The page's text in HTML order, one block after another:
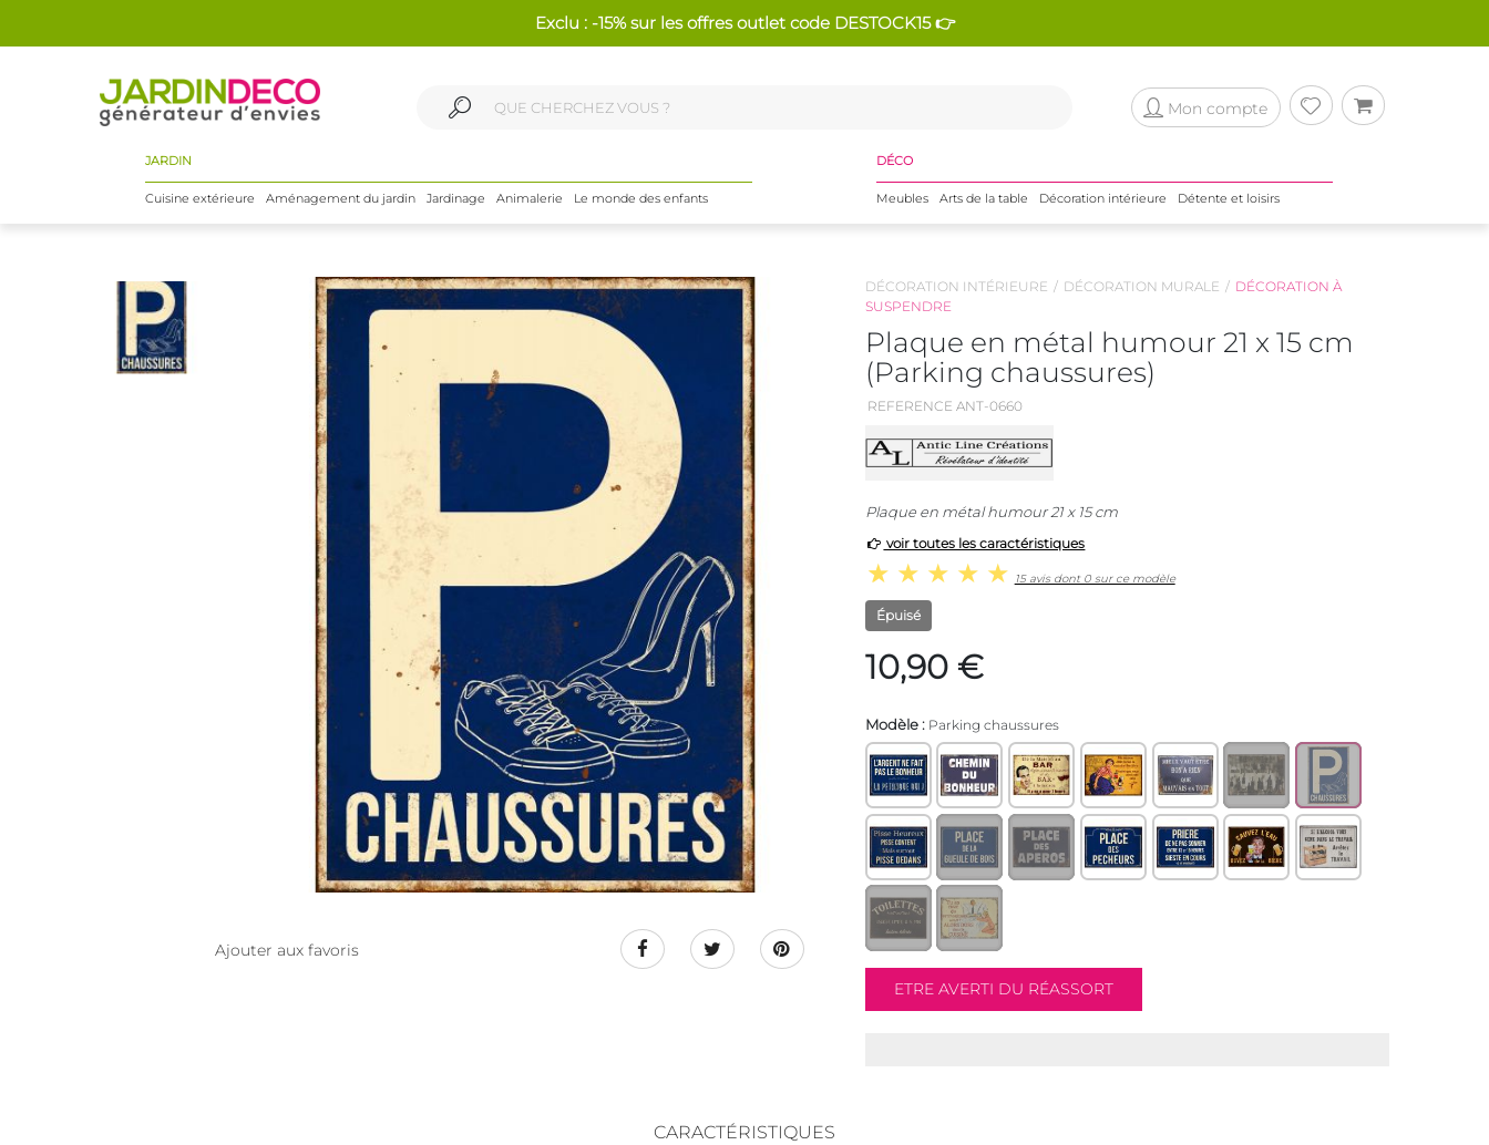
Exclu : -15% sur les offres outlet code DESTOCK15 👉
Mon compte
JARDIN
Cuisine extérieure Aménagement du jardin Jardinage Animalerie Le monde des enfants
DÉCO
Meubles Arts de la table Décoration intérieure Détente et loisirs
Ajouter aux favoris
DÉCORATION INTÉRIEURE DÉCORATION MURALE
DÉCORATION À
SUSPENDRE
Plaque en métal humour 21 x 15 cm
(Parking chaussures)
REFERENCE ANT-0660
Plaque en métal humour 21 x 15 cm
voir toutes les caractéristiques
15 avis dont 0 sur ce modèle
Épuisé
10,90 €
Modèle : Parking chaussures
CARACTÉRISTIQUES